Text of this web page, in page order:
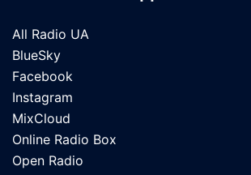
All Radio UA
BlueSky
Facebook
Instagram
MixCloud
Online Radio Box
Open Radio